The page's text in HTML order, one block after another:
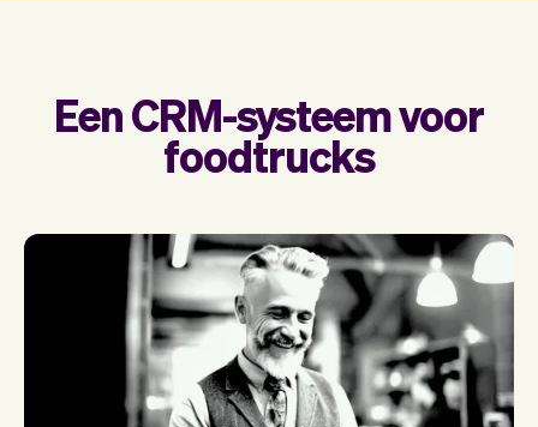
Een CRM-systeem voor
foodtrucks